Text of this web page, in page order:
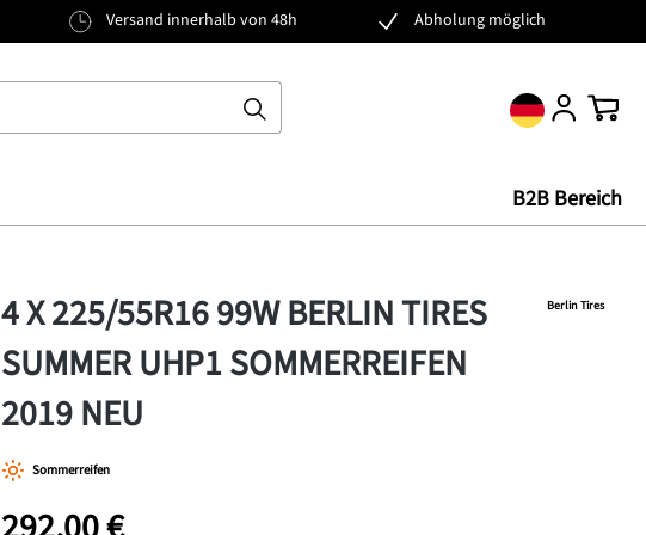
Versand innerhalb von 48h Abholung möglich
B2B Bereich
4 X 225/55R16 99W BERLIN TIRES
SUMMER UHP1 SOMMERREIFEN
2019 NEU
Berlin Tires
Sommerreifen